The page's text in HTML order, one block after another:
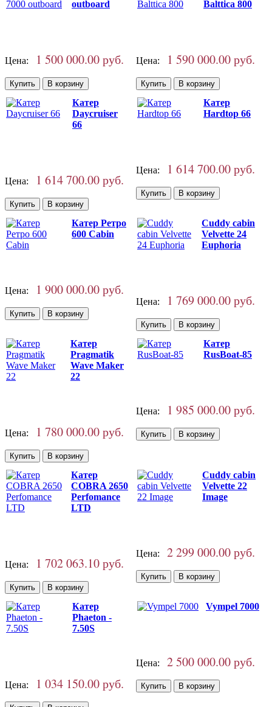
outboard
Цена: 1 500 000.00 руб.
Balttica 800
Цена: 1 590 000.00 руб.
Катер
Daycruiser
66
Цена: 1 614 700.00 руб.
Катер
Hardtop 66
Цена: 1 614 700.00 руб.
Катер Ретро
600 Cabin
Цена: 1 900 000.00 руб.
Cuddy cabin
Velvette 24
Euphoria
Цена: 1 769 000.00 руб.
Катер
Pragmatik
Wave Maker
22
Цена: 1 780 000.00 руб.
Катер
RusBoat-85
Цена: 1 985 000.00 руб.
Катер
COBRA 2650
Perfomance
LTD
Цена: 1 702 063.10 руб.
Cuddy cabin
Velvette 22
Image
Цена: 2 299 000.00 руб.
Катер
Phaeton -
7.50S
Цена: 1 034 150.00 руб.
Vympel 7000
Цена: 2 500 000.00 руб.